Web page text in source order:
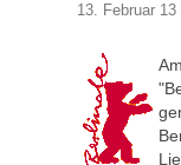
13. Februar 13